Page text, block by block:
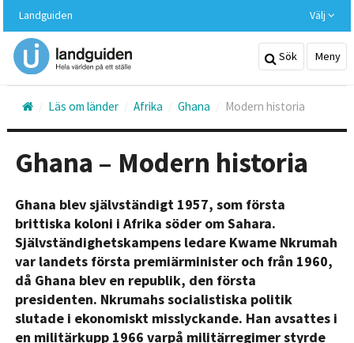
huvudinnehållet
Landguiden Välj
Sök Meny
Läs om länder Afrika Ghana Modern historia
Ghana – Modern historia
Ghana blev självständigt 1957, som första
brittiska koloni i Afrika söder om Sahara.
Självständighetskampens ledare Kwame Nkrumah
var landets första premiärminister och från 1960,
då Ghana blev en republik, den första
presidenten. Nkrumahs socialistiska politik
slutade i ekonomiskt misslyckande. Han avsattes i
en militärkupp 1966 varpå militärregimer styrde